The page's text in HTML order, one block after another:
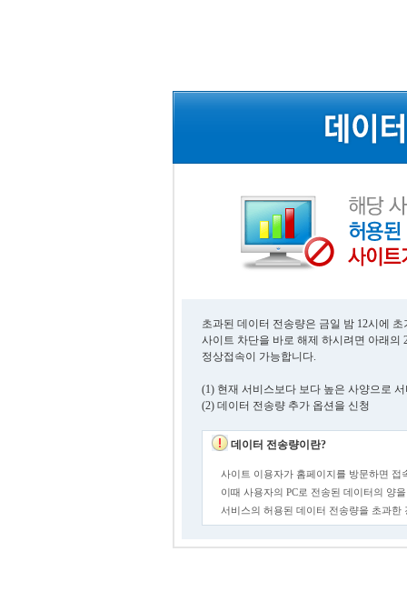
초과된 데이터 전송량은 금일 밤 12시에
사이트 차단을 바로 해제 하시려면 아래의
정상접속이 가능합니다.
(1) 현재 서비스보다 보다 높은 사양으로
(2) 데이터 전송량 추가 옵션을 신청
데이터 전송량이란?
사이트 이용자가 홈페이지를 방문하면 접
이때 사용자의 PC로 전송된 데이터의 양
서비스의 허용된 데이터 전송량을 초과